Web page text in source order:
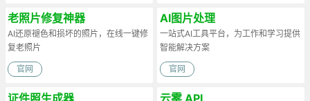
老照片修复神器
AI还原褪色和损坏的照片，在线一键修
复老照片
官网
AI图片处理
一站式AI工具平台，为工作和学习提供
智能解决方案
官网
证件照生成器 云雾 API